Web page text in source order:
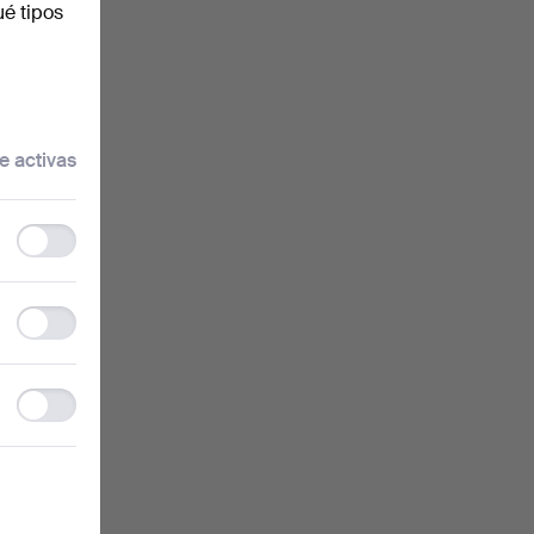
tipos
activas
Functionality
storage
Statistics
storage
Ad
storage